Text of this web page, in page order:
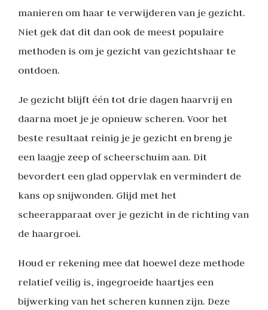
manieren om haar te verwijderen van je gezicht.
Niet gek dat dit dan ook de meest populaire
methoden is om je gezicht van gezichtshaar te
ontdoen.
Je gezicht blijft één tot drie dagen haarvrij en
daarna moet je je opnieuw scheren. Voor het
beste resultaat reinig je je gezicht en breng je
een laagje zeep of scheerschuim aan. Dit
bevordert een glad oppervlak en vermindert de
kans op snijwonden. Glijd met het
scheerapparaat over je gezicht in de richting van
de haargroei.
Houd er rekening mee dat hoewel deze methode
relatief veilig is, ingegroeide haartjes een
bijwerking van het scheren kunnen zijn. Deze